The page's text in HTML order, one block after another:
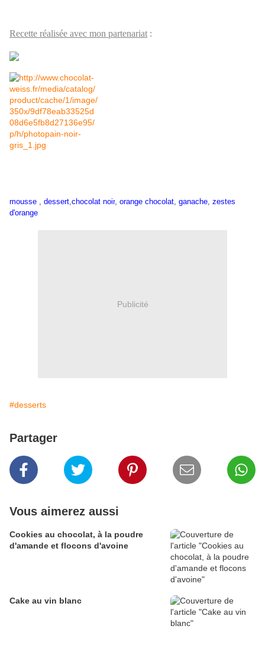
Recette réalisée avec mon partenariat :
mousse , dessert,chocolat noir, orange chocolat, ganache, zestes
d'orange
Publicité
#desserts
Partager
Vous aimerez aussi
Cookies au chocolat, à la poudre
d'amande et flocons d'avoine
Cake au vin blanc